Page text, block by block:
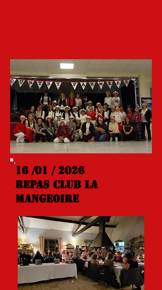
16 /01 / 2026
REPAS CLUB La
mangeoire